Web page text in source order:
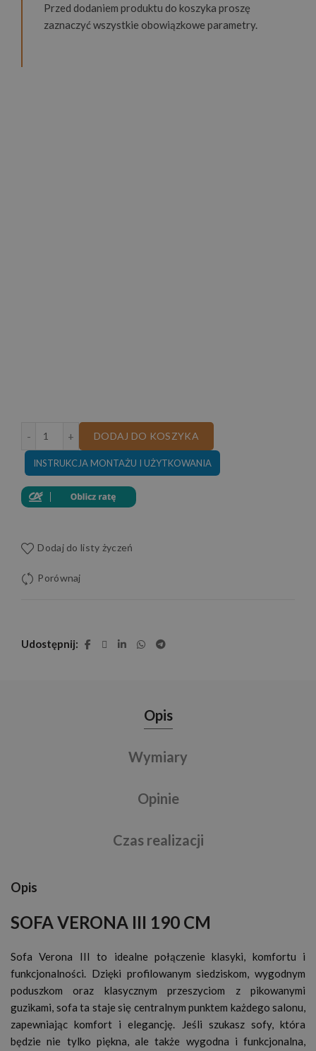
Przed dodaniem produktu do koszyka proszę
zaznaczyć wszystkie obowiązkowe parametry.
ilość SOFA VERONA III 190 CM
DODAJ DO KOSZYKA
INSTRUKCJA MONTAŻU I UŻYTKOWANIA
Dodaj do listy życzeń
Porównaj
Udostępnij
Opis
Wymiary
Opinie
Czas realizacji
Opis
SOFA VERONA III 190 CM
Sofa Verona III to idealne połączenie klasyki, komfortu i
funkcjonalności. Dzięki profilowanym siedziskom, wygodnym
poduszkom oraz klasycznym przeszyciom z pikowanymi
guzikami, sofa ta staje się centralnym punktem każdego salonu,
zapewniając komfort i elegancję. Jeśli szukasz sofy, która
będzie nie tylko piękna, ale także wygodna i funkcjonalna,